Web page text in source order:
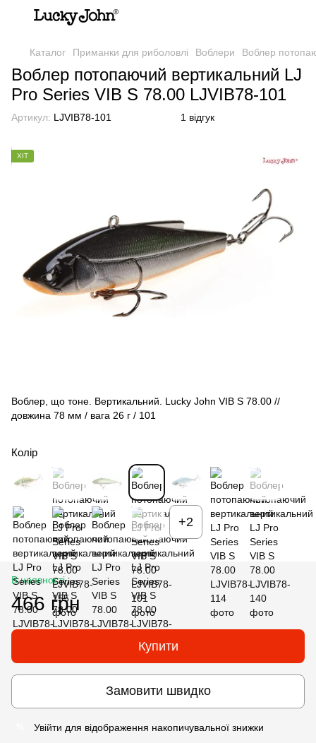
Каталог Приманки для риболовлі Воблери Воблер
Воблер потопаючий вертикальний LJ
Pro Series VIB S 78.00 LJVIB78-101
Артикул: LJVIB78-101 1 відгук
ХІТ
Воблер, що тоне. Вертикальний. Lucky John VIB S 78.00 //
довжина 78 мм / вага 26 г / 101
Колір
+2
В наявності
466 грн
Купити
Замовити швидко
Увійти для відображення накопичувальної знижки